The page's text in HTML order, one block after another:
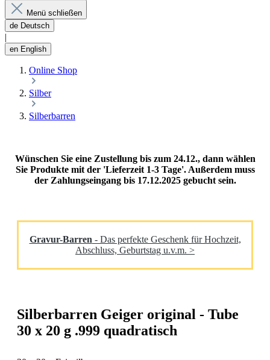
Menü schließen
de Deutsch
en English
Online Shop
Silber
Silberbarren
Wünschen Sie eine Zustellung bis zum 24.12., dann wählen
Sie Produkte mit der 'Lieferzeit 1-3 Tage'. Außerdem muss
der Zahlungseingang bis 17.12.2025 gebucht sein.
Gravur-Barren - Das perfekte Geschenk für Hochzeit,
Abschluss, Geburtstag u.v.m. >
Silberbarren Geiger original - Tube
30 x 20 g .999 quadratisch